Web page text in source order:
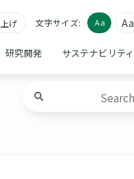
げ 文字サイズ: Aa Aa
研究開発 サステナビリティ